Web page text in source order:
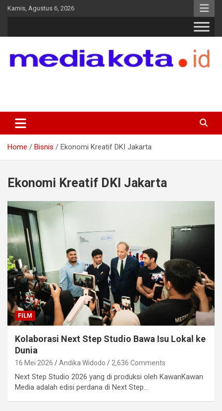
SkipKamis, Agustus 6, 2026
Home Bisnis Ekonomi Kreatif DKI Jakarta
Ekonomi Kreatif DKI Jakarta
FILM
Kolaborasi Next Step Studio Bawa Isu Lokal ke
Dunia
16 Mei 2026 Andika Widodo 2,636 Comments
Next Step Studio 2026 yang di produksi oleh KawanKawan
Media adalah edisi perdana di Next Step…